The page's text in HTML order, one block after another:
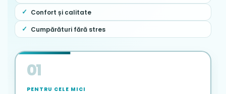
Confort și calitate
Cumpărături fără stres
01
PENTRU CELE MICI